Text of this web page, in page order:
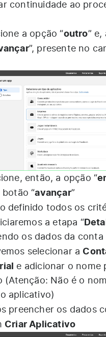
continuidade ao
a opção “outro” e,
”, presente no
então, a opção “
botão “avançar”
definido todos os
a etapa “
os dados da conta
selecionar a
e adicionar o nome
(Atenção: Não é o
aplicativo)
preencher os dados
Criar Aplicativo